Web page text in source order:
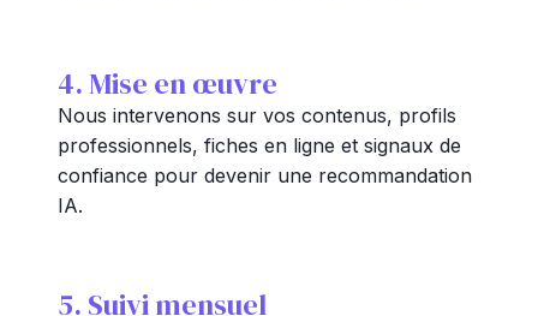
4. Mise en œuvre
Nous intervenons sur vos contenus, profils
professionnels, fiches en ligne et signaux de
confiance pour devenir une recommandation
IA.
5. Suivi mensuel